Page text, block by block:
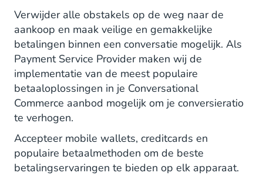
Verwijder alle obstakels op de weg naar de
aankoop en maak veilige en gemakkelijke
betalingen binnen een conversatie mogelijk. Als
Payment Service Provider maken wij de
implementatie van de meest populaire
betaaloplossingen in je Conversational
Commerce aanbod mogelijk om je conversieratio
te verhogen.
Accepteer mobile wallets, creditcards en
populaire betaalmethoden om de beste
betalingservaringen te bieden op elk apparaat.